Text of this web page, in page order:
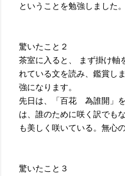
ということを勉強しました。
驚いたこと２
茶室に入ると、 まず掛け軸
れている文を読み、鑑賞し
強になります。
先日は、「百花 為誰開」
は、誰のために咲く訳でも
も美しく咲いている。無心
驚いたこと３